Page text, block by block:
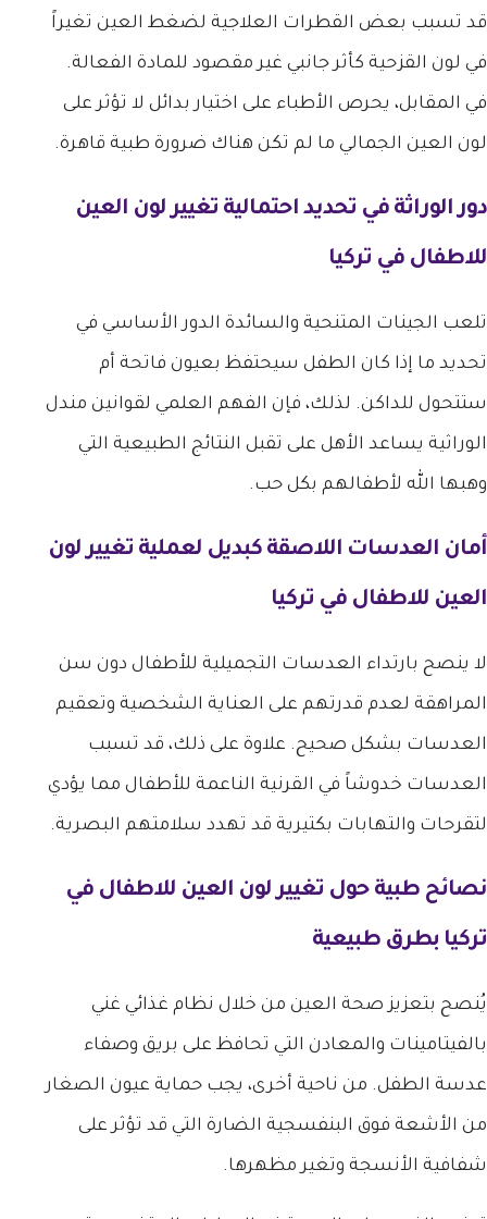
قد تسبب بعض القطرات العلاجية لضغط العين تغيراً
في لون القزحية كأثر جانبي غير مقصود للمادة الفعالة.
في المقابل، يحرص الأطباء على اختيار بدائل لا تؤثر على
لون العين الجمالي ما لم تكن هناك ضرورة طبية قاهرة.
دور الوراثة في تحديد احتمالية تغيير لون العين
للاطفال في تركيا
تلعب الجينات المتنحية والسائدة الدور الأساسي في
تحديد ما إذا كان الطفل سيحتفظ بعيون فاتحة أم
ستتحول للداكن. لذلك، فإن الفهم العلمي لقوانين مندل
الوراثية يساعد الأهل على تقبل النتائج الطبيعية التي
وهبها الله لأطفالهم بكل حب.
أمان العدسات اللاصقة كبديل لعملية تغيير لون
العين للاطفال في تركيا
لا ينصح بارتداء العدسات التجميلية للأطفال دون سن
المراهقة لعدم قدرتهم على العناية الشخصية وتعقيم
العدسات بشكل صحيح. علاوة على ذلك، قد تسبب
العدسات خدوشاً في القرنية الناعمة للأطفال مما يؤدي
لتقرحات والتهابات بكتيرية قد تهدد سلامتهم البصرية.
نصائح طبية حول تغيير لون العين للاطفال في
تركيا بطرق طبيعية
يُنصح بتعزيز صحة العين من خلال نظام غذائي غني
بالفيتامينات والمعادن التي تحافظ على بريق وصفاء
عدسة الطفل. من ناحية أخرى، يجب حماية عيون الصغار
من الأشعة فوق البنفسجية الضارة التي قد تؤثر على
شفافية الأنسجة وتغير مظهرها.